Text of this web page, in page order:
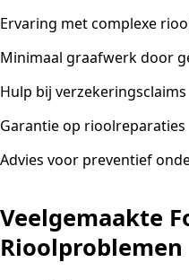
Ervaring met complexe
Minimaal graafwerk door
Hulp bij verzekeringsclaims
Garantie op rioolreparaties
Advies voor preventief
Veelgemaakte
Rioolproblemen